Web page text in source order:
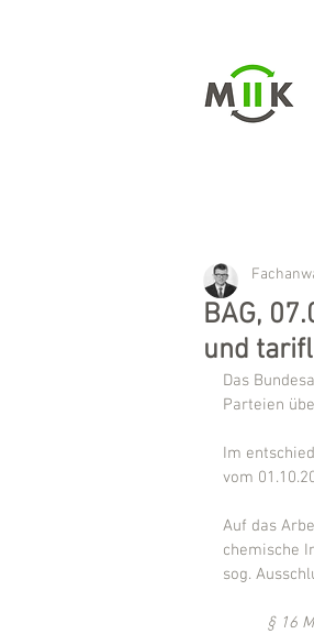
BAG,
und
Das
Parteien
Im
vom
Auf das
chemische
sog.
§ 16